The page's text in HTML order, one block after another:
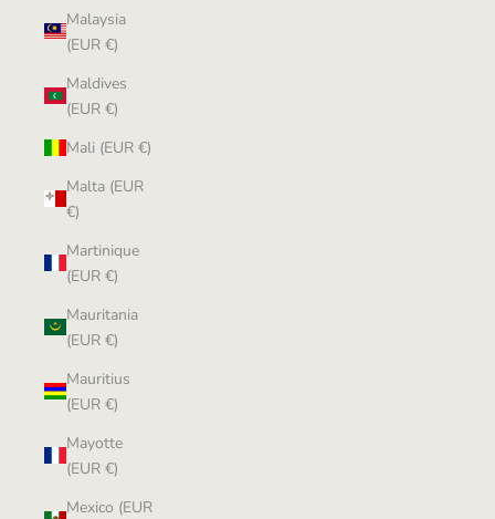
Malaysia
(EUR €)
Maldives
(EUR €)
Mali (EUR €)
Malta (EUR
€)
Martinique
(EUR €)
Mauritania
(EUR €)
Mauritius
(EUR €)
Mayotte
(EUR €)
Mexico (EUR